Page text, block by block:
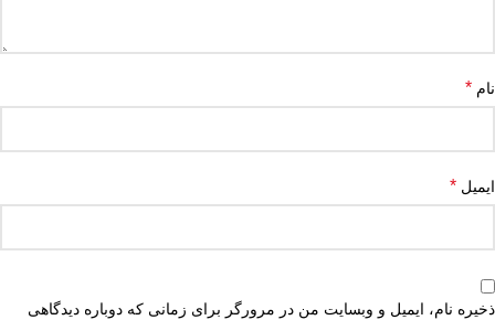
نام *
ایمیل *
ذخیره نام، ایمیل و وبسایت من در مرورگر برای زمانی که دوباره دیدگاهی